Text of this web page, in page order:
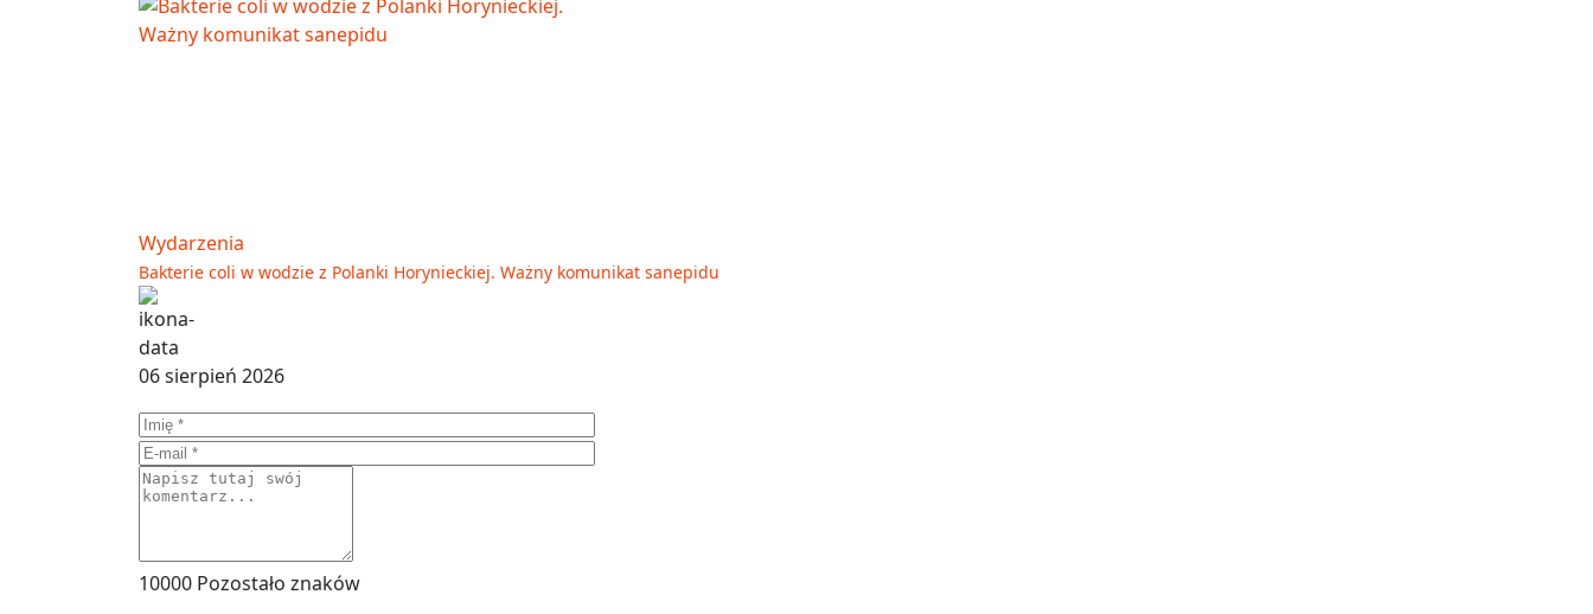
Wydarzenia
Bakterie coli w wodzie z Polanki Horynieckiej. Ważny komunikat sanepidu
06 sierpień 2026
10000 Pozostało znaków